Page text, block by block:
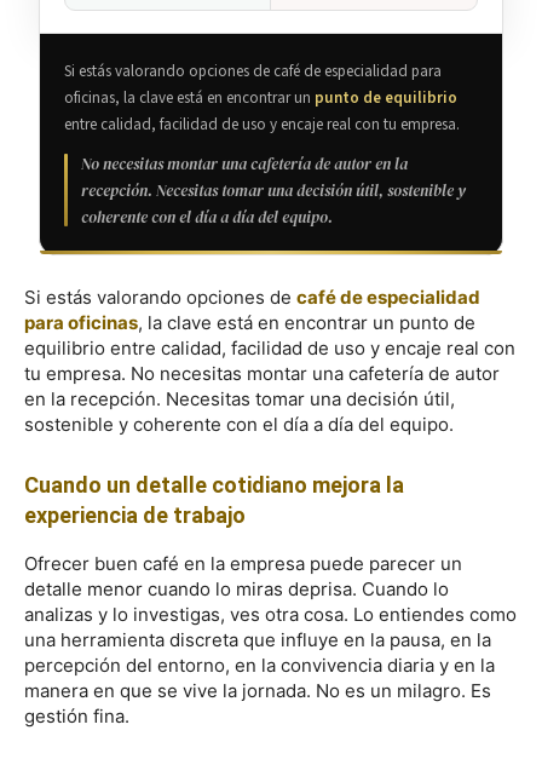
Si estás valorando opciones de café de especialidad para
oficinas, la clave está en encontrar un punto de equilibrio
entre calidad, facilidad de uso y encaje real con tu empresa.
No necesitas montar una cafetería de autor en la
recepción. Necesitas tomar una decisión útil, sostenible y
coherente con el día a día del equipo.
Si estás valorando opciones de café de especialidad
para oficinas, la clave está en encontrar un punto de
equilibrio entre calidad, facilidad de uso y encaje real con
tu empresa. No necesitas montar una cafetería de autor
en la recepción. Necesitas tomar una decisión útil,
sostenible y coherente con el día a día del equipo.
Cuando un detalle cotidiano mejora la
experiencia de trabajo
Ofrecer buen café en la empresa puede parecer un
detalle menor cuando lo miras deprisa. Cuando lo
analizas y lo investigas, ves otra cosa. Lo entiendes como
una herramienta discreta que influye en la pausa, en la
percepción del entorno, en la convivencia diaria y en la
manera en que se vive la jornada. No es un milagro. Es
gestión fina.